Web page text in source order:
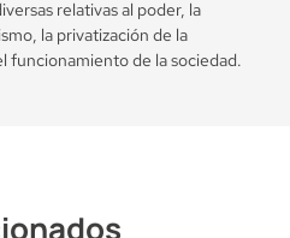
relativas al poder, la
la privatización de la
funcionamiento de la sociedad.